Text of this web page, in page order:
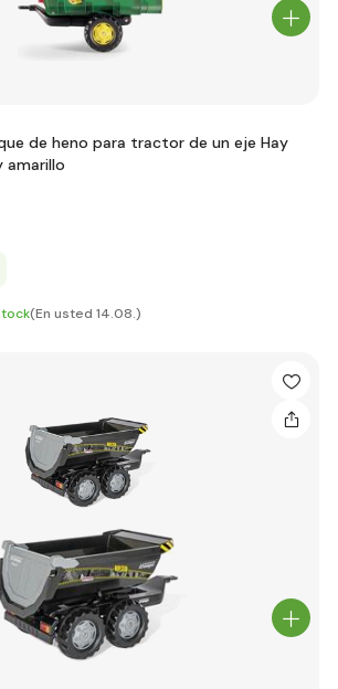
de heno para tractor de un eje Hay
amarillo
(En usted 14.08.)